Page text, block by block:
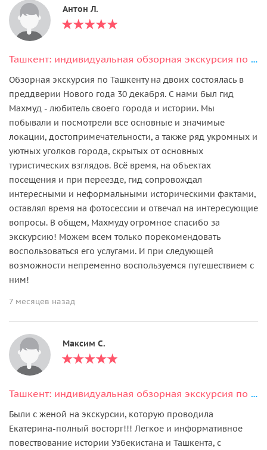
Антон Л.
Ташкент: индивидуальная обзорная экскурсия по городу за 5 часов
Обзорная экскурсия по Ташкенту на двоих состоялась в
преддверии Нового года 30 декабря. С нами был гид
Махмуд - любитель своего города и истории. Мы
побывали и посмотрели все основные и значимые
локации, достопримечательности, а также ряд укромных и
уютных уголков города, скрытых от основных
туристических взглядов. Всё время, на объектах
посещения и при переезде, гид сопровождал
интересными и неформальными историческими фактами,
оставлял время на фотосессии и отвечал на интересующие
вопросы. В общем, Махмуду огромное спасибо за
экскурсию! Можем всем только порекомендовать
воспользоваться его услугами. И при следующей
возможности непременно воспользуемся путешествием с
ним!
7 месяцев назад
Максим С.
Ташкент: индивидуальная обзорная экскурсия по городу за 5 часов
Были с женой на экскурсии, которую проводила
Екатерина-полный восторг!!! Легкое и информативное
повествование истории Узбекистана и Ташкента, с